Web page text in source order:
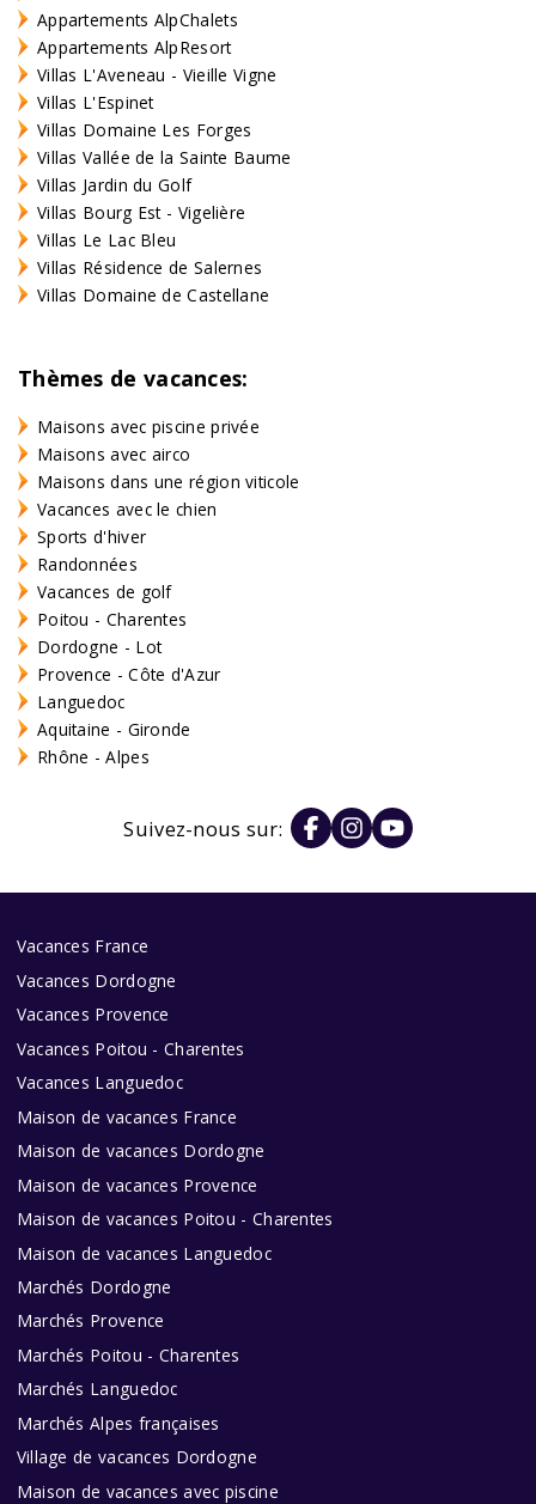
Appartements AlpChalets
Appartements AlpResort
Villas L'Aveneau - Vieille Vigne
Villas L'Espinet
Villas Domaine Les Forges
Villas Vallée de la Sainte Baume
Villas Jardin du Golf
Villas Bourg Est - Vigelière
Villas Le Lac Bleu
Villas Résidence de Salernes
Villas Domaine de Castellane
Thèmes de vacances:
Maisons avec piscine privée
Maisons avec airco
Maisons dans une région viticole
Vacances avec le chien
Sports d'hiver
Randonnées
Vacances de golf
Poitou - Charentes
Dordogne - Lot
Provence - Côte d'Azur
Languedoc
Aquitaine - Gironde
Rhône - Alpes
Suivez-nous sur:
Vacances France
Vacances Dordogne
Vacances Provence
Vacances Poitou - Charentes
Vacances Languedoc
Maison de vacances France
Maison de vacances Dordogne
Maison de vacances Provence
Maison de vacances Poitou - Charentes
Maison de vacances Languedoc
Marchés Dordogne
Marchés Provence
Marchés Poitou - Charentes
Marchés Languedoc
Marchés Alpes françaises
Village de vacances Dordogne
Maison de vacances avec piscine